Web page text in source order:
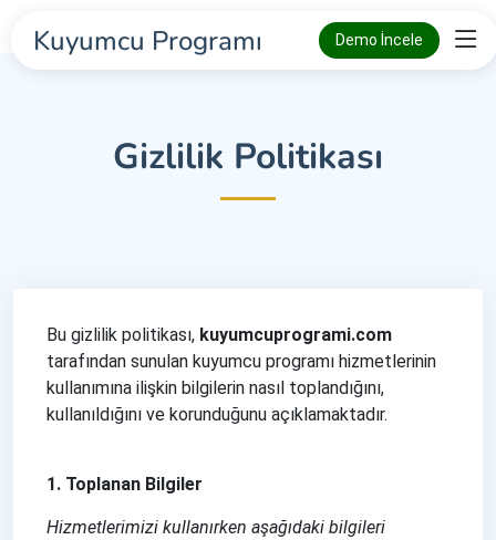
Kuyumcu Programı Demo İncele
Gizlilik Politikası
Bu gizlilik politikası, kuyumcuprogrami.com
tarafından sunulan kuyumcu programı hizmetlerinin
kullanımına ilişkin bilgilerin nasıl toplandığını,
kullanıldığını ve korunduğunu açıklamaktadır.
1. Toplanan Bilgiler
Hizmetlerimizi kullanırken aşağıdaki bilgileri